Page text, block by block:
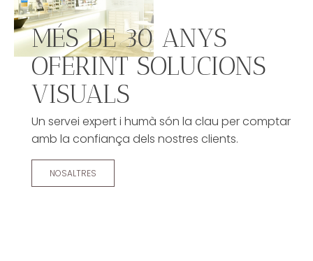
MÉS DE 30 ANYS
OFERINT SOLUCIONS
VISUALS
Un servei expert i humà són la clau per comptar
amb la confiança dels nostres clients.
NOSALTRES